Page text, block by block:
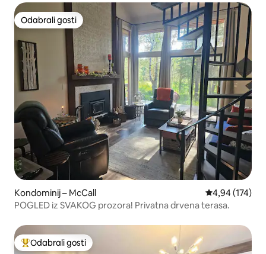
Odabrali gosti
Odabrali gosti
Kondominij – McCall Prosječna
4,94 (174)
POGLED iz SVAKOG prozora! Privatna drvena terasa.
Među najviše rangiranima s oznakom „Odabrali gosti”
Odabrali gosti